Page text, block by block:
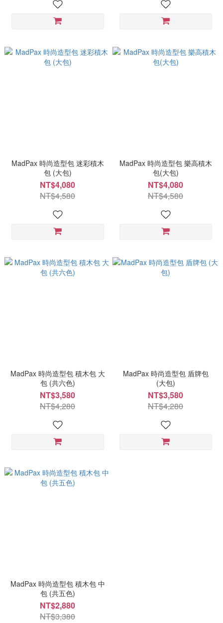
MadPax 時尚造型包 迷彩積木
包 (大包)
NT$4,080
NT$4,580
MadPax 時尚造型包 樂高積木
包(大包)
NT$4,080
NT$4,580
MadPax 時尚造型包 積木包 大
包 (共六色)
NT$3,580
NT$4,280
MadPax 時尚造型包 盾牌包
(大包)
NT$3,580
NT$4,280
MadPax 時尚造型包 積木包 中
包 (共五色)
NT$2,880
NT$3,380